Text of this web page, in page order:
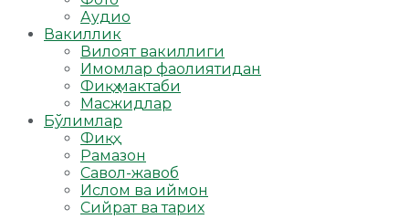
Аудио
Вакиллик
Вилоят вакиллиги
Имомлар фаолиятидан
Фиқҳ мактаби
Масжидлар
Бўлимлар
Фиқҳ
Рамазон
Савол-жавоб
Ислом ва иймон
Сийрат ва тарих